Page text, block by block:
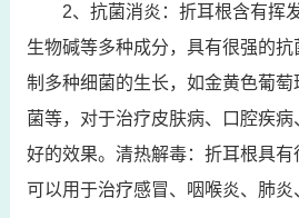
2、抗菌消炎：折耳根含有挥
生物碱等多种成分，具有很强的
制多种细菌的生长，如金黄色葡
菌等，对于治疗皮肤病、口腔疾
好的效果。清热解毒：折耳根具有
可以用于治疗感冒、咽喉炎、肺炎